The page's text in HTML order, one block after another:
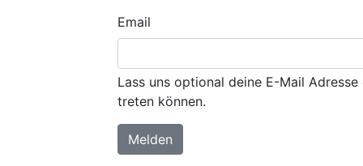
Email
Lass uns optional deine E-Mail
treten können.
Melden